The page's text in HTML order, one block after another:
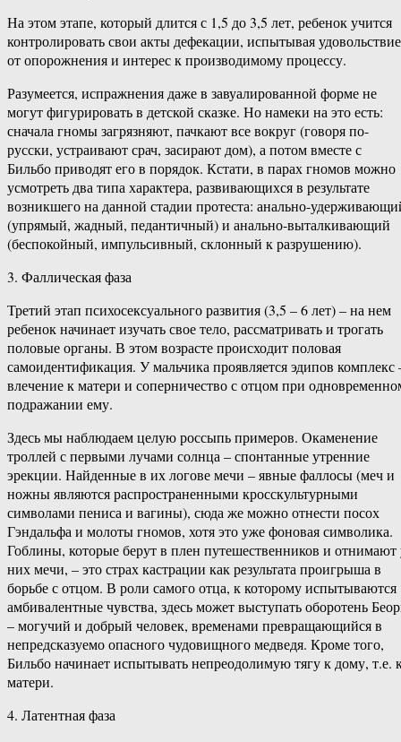
На этом этапе, который длится с 1,5 до 3,5 лет, ребенок учится
контролировать свои акты дефекации, испытывая удовольствие
от опорожнения и интерес к производимому процессу.
Разумеется, испражнения даже в завуалированной форме не
могут фигурировать в детской сказке. Но намеки на это есть:
сначала гномы загрязняют, пачкают все вокруг (говоря по-
русски, устраивают срач, засирают дом), а потом вместе с
Бильбо приводят его в порядок. Кстати, в парах гномов можно
усмотреть два типа характера, развивающихся в результате
возникшего на данной стадии протеста: анально-
(упрямый, жадный, педантичный) и анально-выталкивающий
(беспокойный, импульсивный, склонный к разрушению).
3. Фаллическая фаза
Третий этап психосексуального развития (3,5 – 6 лет) – на нем
ребенок начинает изучать свое тело, рассматривать и трогать
половые органы. В этом возрасте происходит половая
самоидентификация. У мальчика проявляется эдипов комплекс
влечение к матери и соперничество с отцом при
подражании ему.
Здесь мы наблюдаем целую россыпь примеров. Окаменение
троллей с первыми лучами солнца – спонтанные утренние
эрекции. Найденные в их логове мечи – явные фаллосы (меч и
ножны являются распространенными кросскультурными
символами пениса и вагины), сюда же можно отнести посох
Гэндальфа и молоты гномов, хотя это уже фоновая символика.
Гоблины, которые берут в плен путешественников и отнимают
них мечи, – это страх кастрации как результата проигрыша в
борьбе с отцом. В роли самого отца, к которому испытываются
амбивалентные чувства, здесь может выступать оборотень
– могучий и добрый человек, временами превращающийся в
непредсказуемо опасного чудовищного медведя. Кроме того,
Бильбо начинает испытывать непреодолимую тягу к дому, т.е.
матери.
4. Латентная фаза